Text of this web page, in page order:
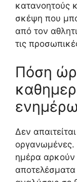
κατανοητούς
σκέψη που
από τον
τις
Πόση
Δεν
οργανωμένες.
ημέρα αρκούν
αποτελέσματα